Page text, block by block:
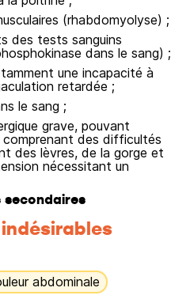
(rhabdomyolyse) ;
des tests sanguins
dans le sang) ;
une incapacité à
retardée ;
le sang ;
grave, pouvant
des difficultés
des lèvres, de la gorge et
nécessitant un
abdominale